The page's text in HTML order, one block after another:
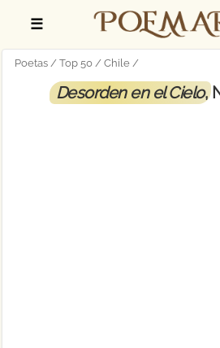
☰
Poetas Top 50 Chile
Desorden en el Cielo,